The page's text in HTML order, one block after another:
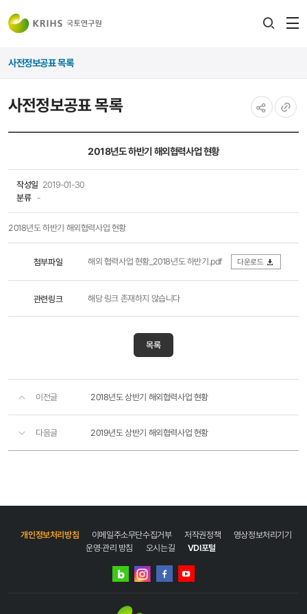
사전정보공표 목록
사전정보공표 목록
2018년도 하반기 해외협력사업 현황
작성일 2019-01-30
분류
-
2018년도 하반기 해외협력사업 현황
첨부파일 해외 협력사업 현황_2018년도 하반기.pdf 다운로드
관련링크 해당 링크 존재하지 않습니다
목록
이전글 2018년도 상반기 해외협력사업 현황
다음글 2019년도 상반기 해외협력사업 현황
개인정보처리방침 이메일주소무단수집거부 저작권정책
영상정보처리기기
운영·관리 방침
오시는길 VDI포털
네이버
인스타그램